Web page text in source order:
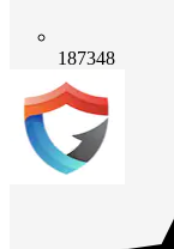
187348